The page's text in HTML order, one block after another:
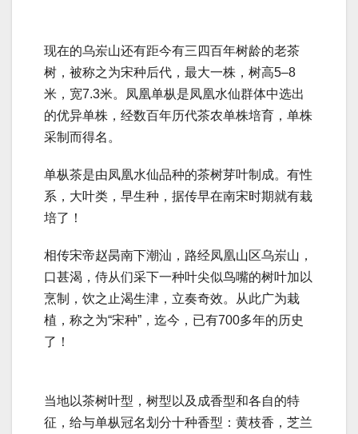
现在的乌岽山还有距今有三四百年树龄的老茶
树，被称之为宋种后代，最大一株，树高5–8
米，宽7.3米。凤凰单枞是凤凰水仙群体中选出
的优异单株，经数百年历代茶农单株培育，单株
采制而得名。
单枞茶是由凤凰水仙品种的茶树芽叶制成。有性
系，大叶类，早生种，据传早在南宋时期就有栽
培了！
相传宋帝赵昺南下潮汕，路经凤凰山区乌岽山，
口甚渴，侍从们采下一种叶尖似鸟嘴的树叶加以
烹制，饮之止渴生津，立奏奇效。从此广为栽
植，称之为“宋种”，迄今，已有700多年的历史
了！
当地以茶树叶型，树型以及成香型和各自的特
征，给与单枞冠名划分十种香型：黄枝香，芝兰